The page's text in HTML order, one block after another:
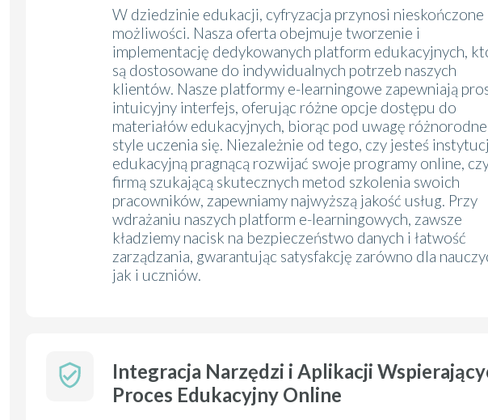
W dziedzinie edukacji, cyfryzacja przynosi nieskończone
możliwości. Nasza oferta obejmuje tworzenie i
implementację dedykowanych platform edukacyjnych,
są dostosowane do indywidualnych potrzeb naszych
klientów. Nasze platformy e-learningowe zapewniają
intuicyjny interfejs, oferując różne opcje dostępu do
materiałów edukacyjnych, biorąc pod uwagę różnorodne
style uczenia się. Niezależnie od tego, czy jesteś
edukacyjną pragnącą rozwijać swoje programy online,
firmą szukającą skutecznych metod szkolenia swoich
pracowników, zapewniamy najwyższą jakość usług. Przy
wdrażaniu naszych platform e-learningowych, zawsze
kładziemy nacisk na bezpieczeństwo danych i łatwość
zarządzania, gwarantując satysfakcję zarówno dla
jak i uczniów.
Integracja Narzędzi i Aplikacji
Proces Edukacyjny Online